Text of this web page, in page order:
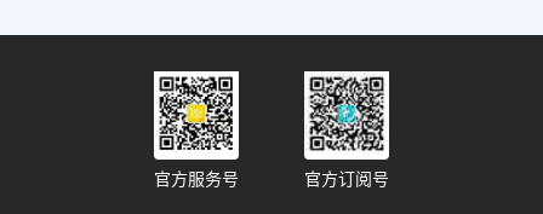
官方服务号 官方订阅号